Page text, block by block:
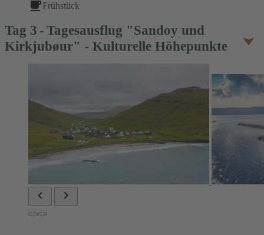
Frühstück
Tag 3
Tagesausflug "Sandoy und
Kirkjubøur" - Kulturelle Höhepunkte